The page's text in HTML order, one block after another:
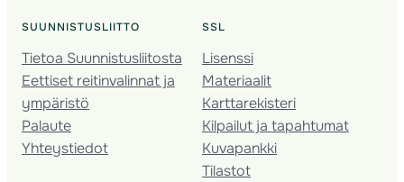
SUUNNISTUSLIITTO
Tietoa Suunnistusliitosta
Eettiset reitinvalinnat ja
ympäristö
Palaute
Yhteystiedot
SSL
Lisenssi
Materiaalit
Karttarekisteri
Kilpailut ja tapahtumat
Kuvapankki
Tilastot